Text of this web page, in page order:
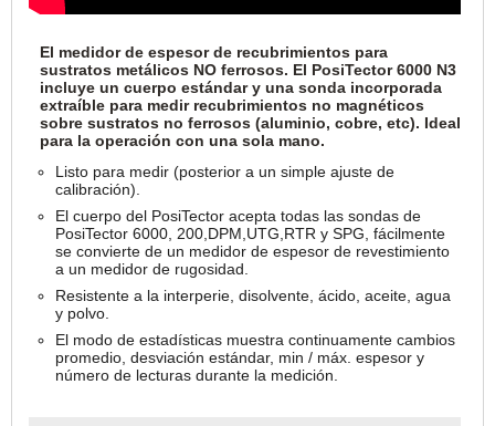
El medidor de espesor de recubrimientos para
sustratos metálicos NO ferrosos. El PosiTector 6000 N3
incluye un cuerpo estándar y una sonda incorporada
extraíble para medir recubrimientos no magnéticos
sobre sustratos no ferrosos (aluminio, cobre, etc). Ideal
para la operación con una sola mano.
Listo para medir (posterior a un simple ajuste de
calibración).
El cuerpo del PosiTector acepta todas las sondas de
PosiTector 6000, 200,DPM,UTG,RTR y SPG, fácilmente
se convierte de un medidor de espesor de revestimiento
a un medidor de rugosidad.
Resistente a la interperie, disolvente, ácido, aceite, agua
y polvo.
El modo de estadísticas muestra continuamente cambios
promedio, desviación estándar, min / máx. espesor y
número de lecturas durante la medición.